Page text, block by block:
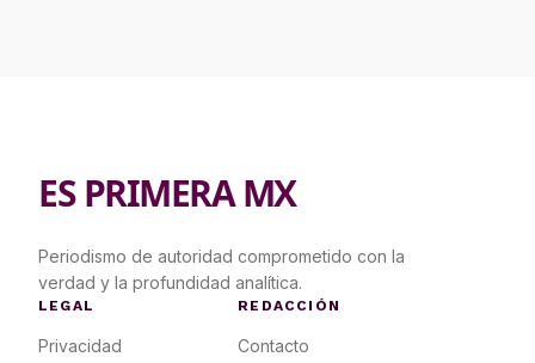
ES PRIMERA MX
Periodismo de autoridad comprometido con la
verdad y la profundidad analítica.
LEGAL
Privacidad
REDACCIÓN
Contacto